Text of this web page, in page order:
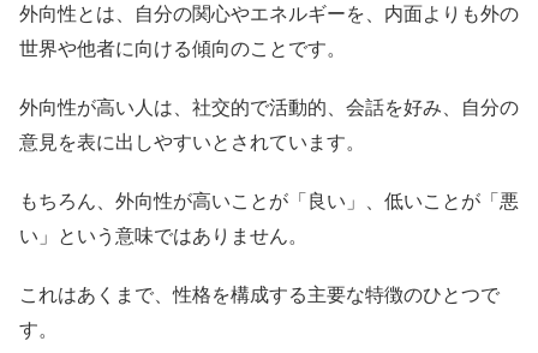
外向性とは、自分の関心やエネルギーを、内面よりも外の
世界や他者に向ける傾向のことです。
外向性が高い人は、社交的で活動的、会話を好み、自分の
意見を表に出しやすいとされています。
もちろん、外向性が高いことが「良い」、低いことが「悪
い」という意味ではありません。
これはあくまで、性格を構成する主要な特徴のひとつで
す。